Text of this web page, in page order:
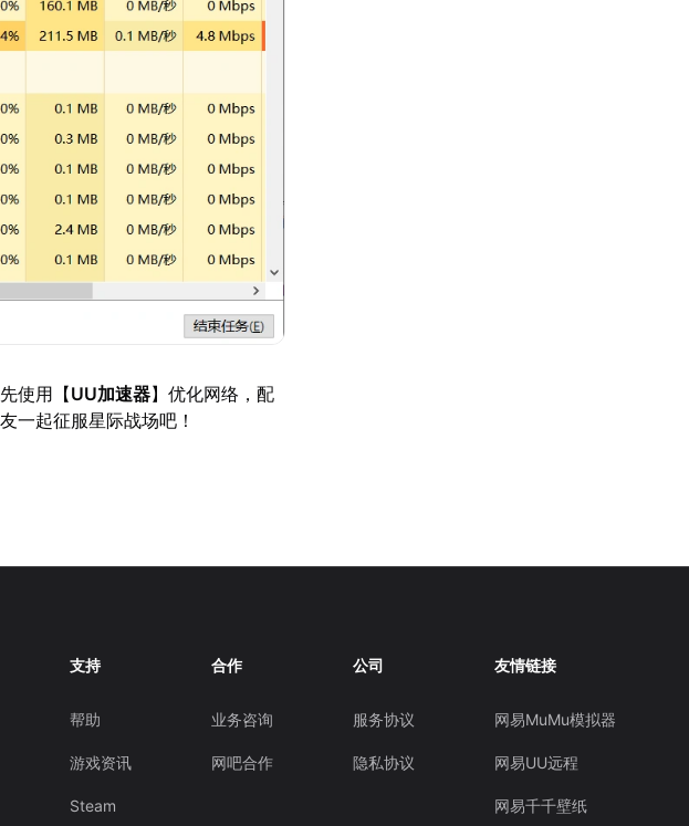
使用【UU加速器】优化网络，配
一起征服星际战场吧！
支持
帮助
游戏资讯
Steam
合作
业务咨询
网吧合作
公司
服务协议
隐私协议
友情链接
网易MuMu模拟器
网易UU远程
网易千千壁纸